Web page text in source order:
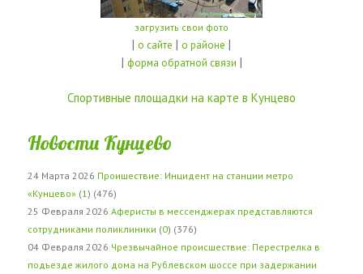
загрузить свои фото
| о сайте | о районе |
| форма обратной связи |
Спортивные площадки на карте в Кунцево
Новости Кунцево
24 Марта 2026 Проишествие: Инцидент на станции метро
«Кунцево» (1 ) (476)
25 Февраля 2026 Аферисты в мессенджерах представляются
сотрудниками поликлиники (0) (376)
04 Февраля 2026 Чрезвычайное происшествие: Перестрелка в
подъезде жилого дома на Рублевском шоссе при задержании